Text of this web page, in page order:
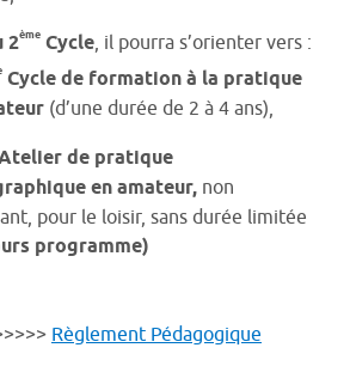
2ème Cycle, il pourra s’orienter vers :
Cycle de formation à la pratique
(d’une durée de 2 à 4 ans),
de pratique
en amateur, non
pour le loisir, sans durée limitée
programme)
Règlement Pédagogique